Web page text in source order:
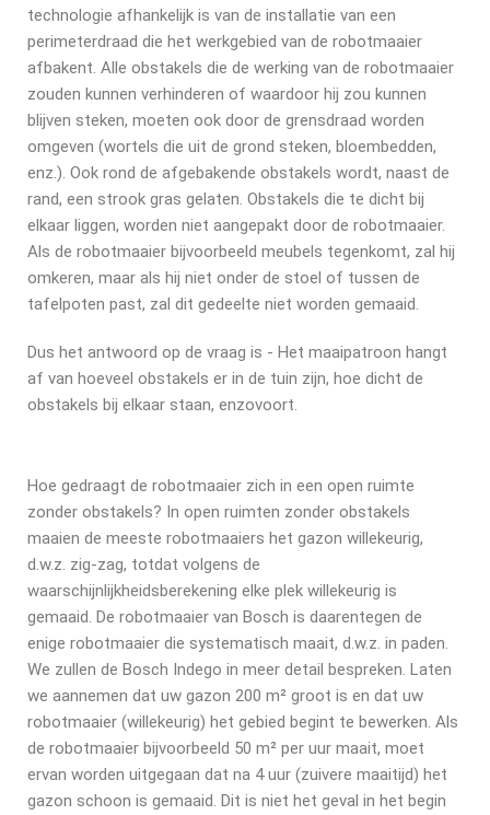
technologie afhankelijk is van de installatie van een
perimeterdraad die het werkgebied van de robotmaaier
afbakent. Alle obstakels die de werking van de robotmaaier
zouden kunnen verhinderen of waardoor hij zou kunnen
blijven steken, moeten ook door de grensdraad worden
omgeven (wortels die uit de grond steken, bloembedden,
enz.). Ook rond de afgebakende obstakels wordt, naast de
rand, een strook gras gelaten. Obstakels die te dicht bij
elkaar liggen, worden niet aangepakt door de robotmaaier.
Als de robotmaaier bijvoorbeeld meubels tegenkomt, zal hij
omkeren, maar als hij niet onder de stoel of tussen de
tafelpoten past, zal dit gedeelte niet worden gemaaid.
Dus het antwoord op de vraag is - Het maaipatroon hangt
af van hoeveel obstakels er in de tuin zijn, hoe dicht de
obstakels bij elkaar staan, enzovoort.
Hoe gedraagt de robotmaaier zich in een open ruimte
zonder obstakels? In open ruimten zonder obstakels
maaien de meeste robotmaaiers het gazon willekeurig,
d.w.z. zig-zag, totdat volgens de
waarschijnlijkheidsberekening elke plek willekeurig is
gemaaid. De robotmaaier van Bosch is daarentegen de
enige robotmaaier die systematisch maait, d.w.z. in paden.
We zullen de Bosch Indego in meer detail bespreken. Laten
we aannemen dat uw gazon 200 m² groot is en dat uw
robotmaaier (willekeurig) het gebied begint te bewerken. Als
de robotmaaier bijvoorbeeld 50 m² per uur maait, moet
ervan worden uitgegaan dat na 4 uur (zuivere maaitijd) het
gazon schoon is gemaaid. Dit is niet het geval in het begin